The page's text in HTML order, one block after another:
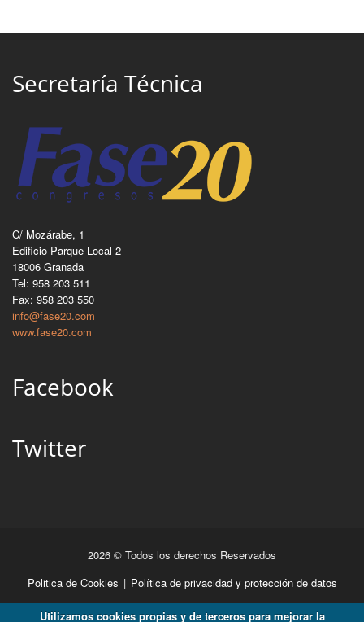
Secretaría Técnica
C/ Mozárabe, 1
Edificio Parque Local 2
18006 Granada
Tel: 958 203 511
Fax: 958 203 550
info@fase20.com
www.fase20.com
Facebook
Twitter
2026 © Todos los derechos Reservados
Politica de Cookies | Política de privacidad y protección de datos
Utilizamos cookies propias y de terceros para mejorar la